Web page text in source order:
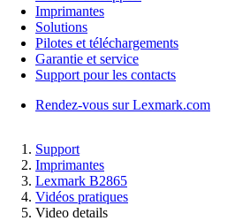
Imprimantes
Solutions
Pilotes et téléchargements
Garantie et service
Support pour les contacts
Rendez-vous sur Lexmark.com
Support
Imprimantes
Lexmark B2865
Vidéos pratiques
Video details